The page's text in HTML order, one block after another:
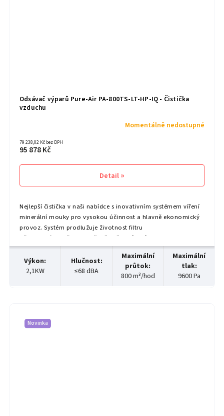
Odsávač výparů Pure-Air PA-800TS-LT-HP-IQ - Čistička
vzduchu
Momentálně nedostupné
79 238,02 Kč bez DPH
95 878 Kč
Detail
Nejlepší čistička v naši nabídce s inovativním systémem víření
minerální mouky pro vysokou účinnost a hlavně ekonomický
provoz. Systém prodlužuje životnost filtru
několikanásobně.Odsavač a čistička výparů PA-800TS-LT-HP-IQ
je určená k odstranění kouře, prachu,...
Výkon:
2,1KW
Hlučnost:
≤68 dBA
Maximální
průtok:
800 m³/hod
Maximální
tlak:
9600 Pa
Novinka